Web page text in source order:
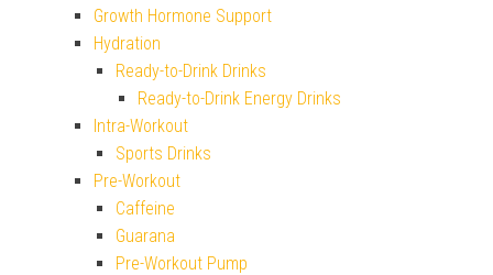
Growth Hormone Support
Hydration
Ready-to-Drink Drinks
Ready-to-Drink Energy Drinks
Intra-Workout
Sports Drinks
Pre-Workout
Caffeine
Guarana
Pre-Workout Pump